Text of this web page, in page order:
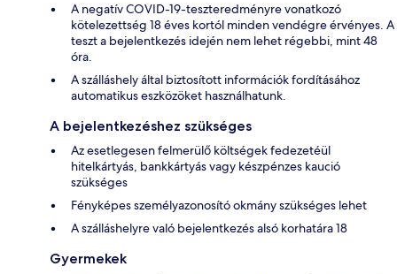
A negatív COVID-19-teszteredményre vonatkozó
kötelezettség 18 éves kortól minden vendégre érvényes. A
teszt a bejelentkezés idején nem lehet régebbi, mint 48
óra.
A szálláshely által biztosított információk fordításához
automatikus eszközöket használhatunk.
A bejelentkezéshez szükséges
Az esetlegesen felmerülő költségek fedezetéül
hitelkártyás, bankkártyás vagy készpénzes kaució
szükséges
Fényképes személyazonosító okmány szükséges lehet
A szálláshelyre való bejelentkezés alsó korhatára 18
Gyermekek